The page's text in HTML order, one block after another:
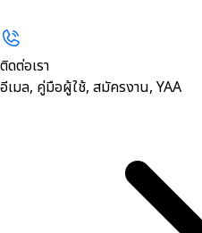
ติดต่อเรา
อีเมล, คู่มือผู้ใช้, สมัครงาน, YAA